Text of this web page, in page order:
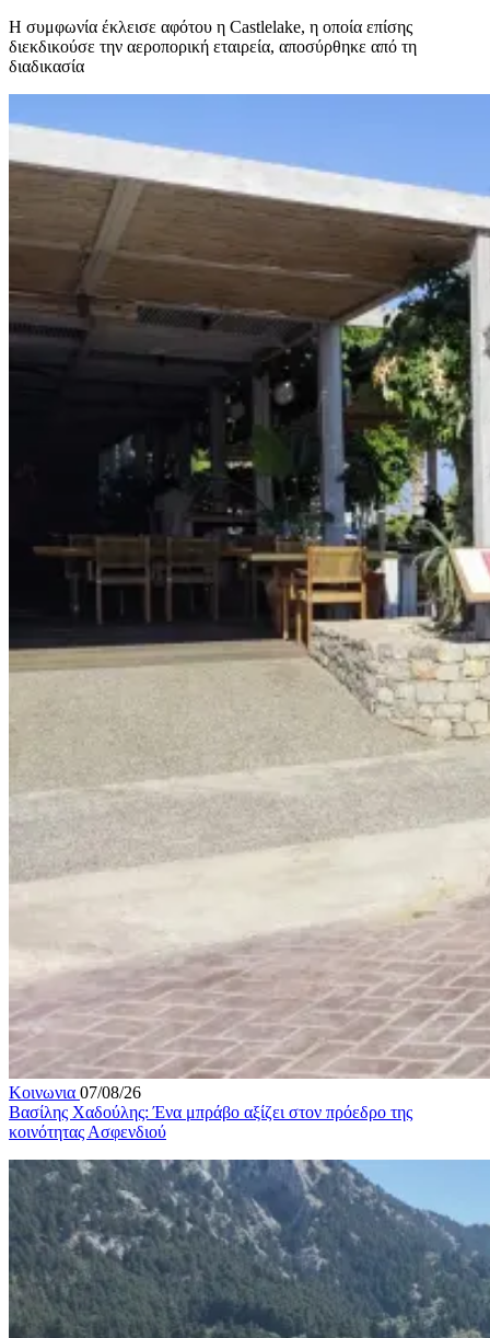
Η συμφωνία έκλεισε αφότου η Castlelake, η οποία επίσης
διεκδικούσε την αεροπορική εταιρεία, αποσύρθηκε από τη
διαδικασία
Κοινωνια 07/08/26
Βασίλης Χαδούλης: Ένα μπράβο αξίζει στον πρόεδρο της
κοινότητας Ασφενδιού